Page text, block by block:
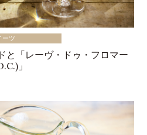
ーツ
と「レーヴ・ドゥ・フロマー
」